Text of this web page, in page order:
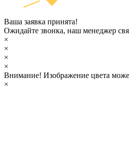
Ваша заявка принята!
Ожидайте звонка, наш менеджер
×
×
×
×
Внимание! Изображение цвета
×